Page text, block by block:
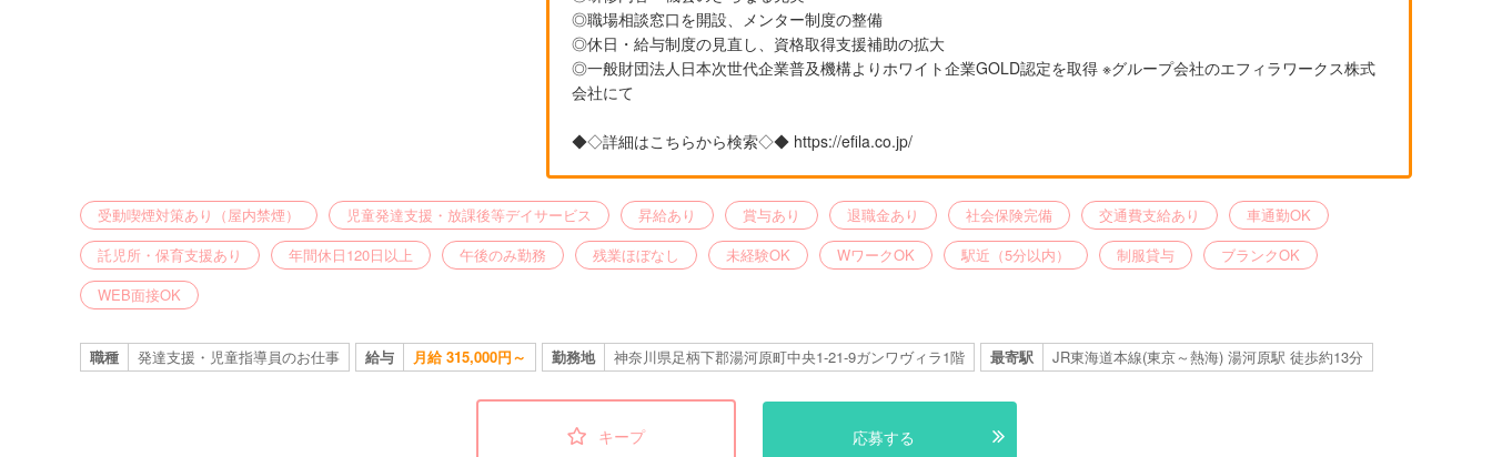
◎職場相談窓口を開設、メンター制度の整備
◎休日・給与制度の見直し、資格取得支援補助の拡大
◎一般財団法人日本次世代企業普及機構よりホワイト企業GOLD認定を取得 ※グループ会社のエフィラワークス株式
会社にて
◆◇詳細はこちらから検索◇◆ https://efila.co.jp/
受動喫煙対策あり（屋内禁煙） 児童発達支援・放課後等デイサービス 昇給あり 賞与あり 退職金あり 社会保険完備 交通費支給あり
車通勤OK
託児所・保育支援あり
年間休日120日以上 午後のみ勤務 残業ほぼなし 未経験OK WワークOK 駅近（5分以内） 制服貸与
ブランクOK
WEB面接OK
職種 発達支援・児童指導員のお仕事 給与 月給 315,000円～ 勤務地 神奈川県足柄下郡湯河原町中央1-21-9ガンワヴィラ1階 最寄駅 JR東海道本線(東京～熱海) 湯河原駅 徒歩約13分
キープ 応募する